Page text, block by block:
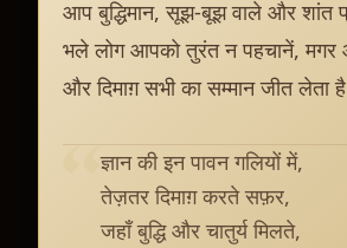
आप बुद्धिमान, सूझ-बूझ वाले और शांत
भले लोग आपको तुरंत न पहचानें, मगर
और दिमाग़ सभी का सम्मान जीत लेता
ज्ञान की इन पावन गलियों में,
तेज़तर दिमाग़ करते सफ़र,
जहाँ बुद्धि और चातुर्य मिलते,